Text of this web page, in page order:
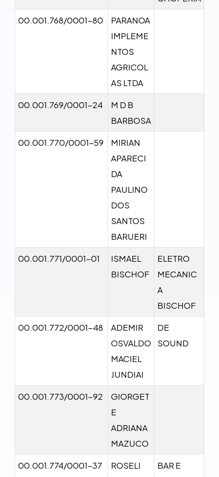
00.001.768/0001-80
PARANOA
IMPLEME
NTOS
AGRICOL
AS LTDA
00.001.769/0001-24
M D B
BARBOSA
00.001.770/0001-59
MIRIAN
APARECI
DA
PAULINO
DOS
SANTOS
BARUERI
00.001.771/0001-01
ISMAEL
BISCHOF
ELETRO
MECANIC
A
BISCHOF
00.001.772/0001-48
ADEMIR
OSVALDO
MACIEL
JUNDIAI
DE
SOUND
00.001.773/0001-92
GIORGET
E
ADRIANA
MAZUCO
00.001.774/0001-37
ROSELI
BAR E